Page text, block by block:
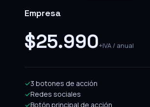
Empresa
$25.990+IVA / anual
✓3 botones de acción
✓Redes sociales
✓Botón principal de acción